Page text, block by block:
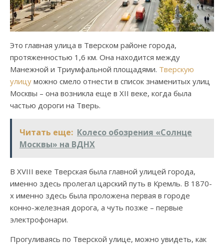
Это главная улица в Тверском районе города,
протяженностью 1,6 км. Она находится между
Манежной и Триумфальной площадями. Тверскую
улицу можно смело отнести в список знаменитых улиц
Москвы – она возникла еще в XII веке, когда была
частью дороги на Тверь.
Читать еще: Колесо обозрения «Солнце
Москвы» на ВДНХ
В XVIII веке Тверская была главной улицей города,
именно здесь пролегал царский путь в Кремль. В 1870-
х именно здесь была проложена первая в городе
конно-железная дорога, а чуть позже – первые
электрофонари.
Прогуливаясь по Тверской улице, можно увидеть, как